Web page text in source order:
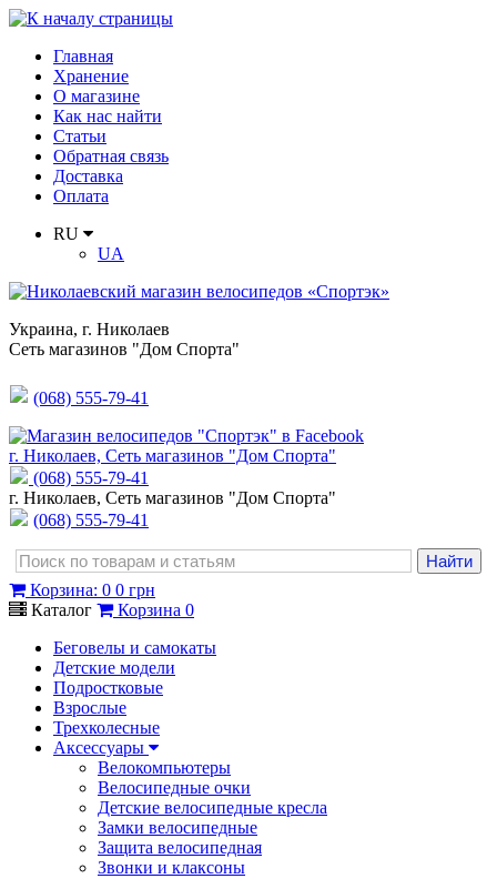
Главная
Хранение
О магазине
Как нас найти
Статьи
Обратная связь
Доставка
Оплата
RU
UA
Украина, г. Николаев
Сеть магазинов "Дом Спорта"
(068) 555-79-41
г. Николаев, Сеть магазинов "Дом Спорта"
(068) 555-79-41
г. Николаев, Сеть магазинов "Дом Спорта"
(068) 555-79-41
Корзина: 0 0 грн
Каталог
Корзина 0
Беговелы и самокаты
Детские модели
Подростковые
Взрослые
Трехколесные
Аксессуары
Велокомпьютеры
Велосипедные очки
Детские велосипедные кресла
Замки велосипедные
Защита велосипедная
Звонки и клаксоны